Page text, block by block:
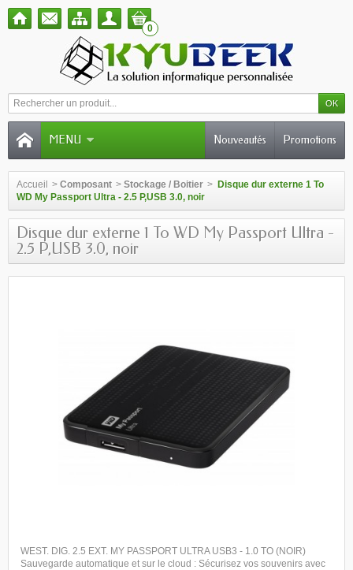
0
MENU Promotions
Nouveautés
Accueil > Composant > Stockage / Boitier > Disque dur externe 1 To
WD My Passport Ultra - 2.5 P,USB 3.0, noir
Disque dur externe 1 To WD My Passport Ultra -
2.5 P,USB 3.0, noir
WEST. DIG. 2.5 EXT. MY PASSPORT ULTRA USB3 - 1.0 TO (NOIR)
Sauvegarde automatique et sur le cloud : Sécurisez vos souvenirs avec